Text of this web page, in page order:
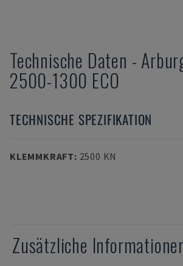
Technische Daten -
2500-1300 ECO
TECHNISCHE SPEZIFIKATION
KLEMMKRAFT: 2500 KN
Zusätzliche